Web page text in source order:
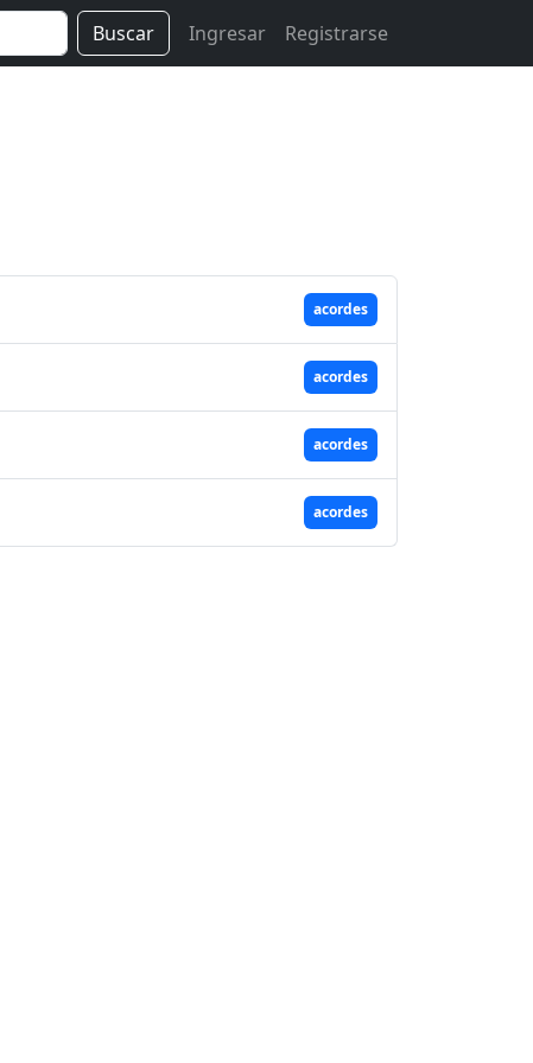
Buscar Ingresar Registrarse
acordes
acordes
acordes
acordes